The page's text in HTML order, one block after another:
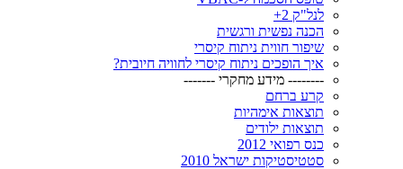
לנל"ק 2+
הכנה נפשית ורגשית
שיפור חווית ניתוח קיסרי
איך הופכים ניתוח קיסרי לחוויה חיובית?
-------- מידע מחקרי -------
קרע ברחם
תוצאות אימהיות
תוצאות ילודים
כנס רפואי 2012
סטטיסטיקות ישראל 2010